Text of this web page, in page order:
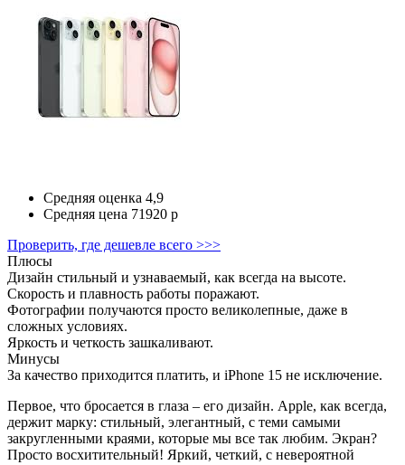
Средняя оценка 4,9
Средняя цена 71920 р
Проверить, где дешевле всего >>>
Плюсы
Дизайн стильный и узнаваемый, как всегда на высоте.
Скорость и плавность работы поражают.
Фотографии получаются просто великолепные, даже в
сложных условиях.
Яркость и четкость зашкаливают.
Минусы
За качество приходится платить, и iPhone 15 не исключение.
Первое, что бросается в глаза – его дизайн. Apple, как всегда,
держит марку: стильный, элегантный, с теми самыми
закругленными краями, которые мы все так любим. Экран?
Просто восхитительный! Яркий, четкий, с невероятной